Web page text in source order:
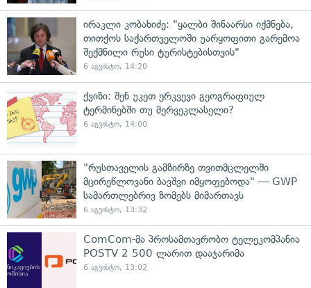
ირაკლი კობახიძე: "ყალბი შინაარსი იქმნება,
თითქოს საქართველოში უარყოფითი გარემოა
შექმნილი რუსი ტურისტებისთვის"
6 აგვისტო, 14:20
ქვიზი: შენ უკეთ ერკვევი გეოგრაფიულ
ტერმინებში თუ მერვეკლასელი?
6 აგვისტო, 14:00
"რუსთაველის გამზირზე თვითმცლელში
მცირეწლოვანი ბავშვი იმყოფებოდა" — GWP
სამართლებრივ ზომებს მიმართავს
6 აგვისტო, 13:32
ComCom-მა პროსამთავრობო ტელეკომპანია
POSTV 2 500 ლარით დააჯარიმა
6 აგვისტო, 13:02